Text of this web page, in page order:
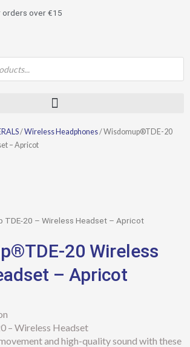
orders over €15
/Wireless Headphones/ Wisdomup®TDE-20
– Apricot
TDE-20 – Wireless Headset – Apricot
20 Wireless
– Apricot
– Wireless Headset
and high-quality sound with these